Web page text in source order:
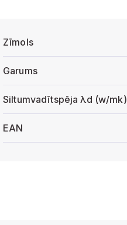
Zīmols
Garums
Siltumvadītspēja λd (w/mk)
EAN